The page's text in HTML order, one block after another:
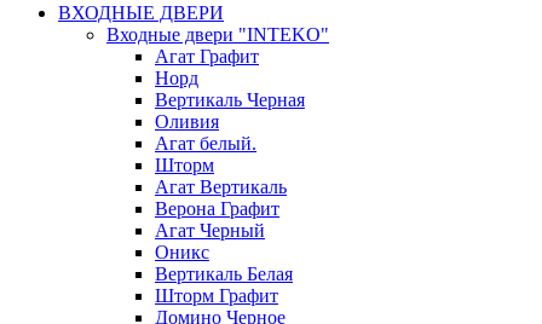
ВХОДНЫЕ ДВЕРИ
Входные двери "INTEKO"
Агат Графит
Норд
Вертикаль Черная
Оливия
Агат белый.
Шторм
Агат Вертикаль
Верона Графит
Агат Черный
Оникс
Вертикаль Белая
Шторм Графит
Домино Черное